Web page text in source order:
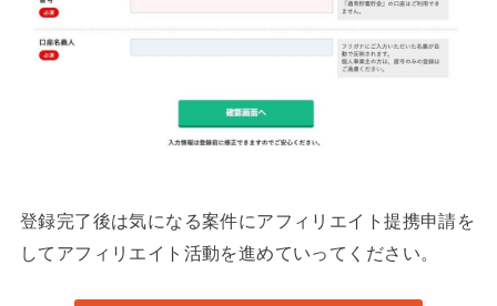
登録完了後は気になる案件にアフィリエイト提携申請を
してアフィリエイト活動を進めていってください。